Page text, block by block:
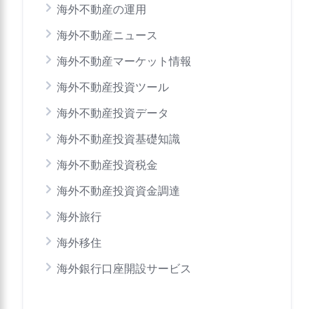
海外不動産の運用
海外不動産ニュース
海外不動産マーケット情報
海外不動産投資ツール
海外不動産投資データ
海外不動産投資基礎知識
海外不動産投資税金
海外不動産投資資金調達
海外旅行
海外移住
海外銀行口座開設サービス